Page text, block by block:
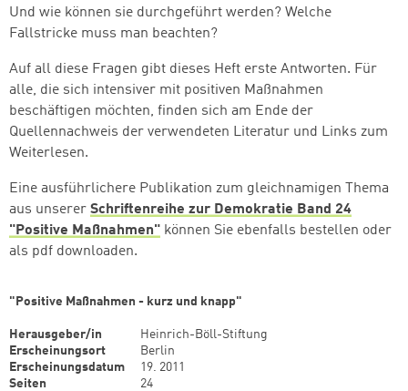
Und wie können sie durchgeführt werden? Welche
Fallstricke muss man beachten?
Auf all diese Fragen gibt dieses Heft erste Antworten. Für
alle, die sich intensiver mit positiven Maßnahmen
beschäftigen möchten, finden sich am Ende der
Quellennachweis der verwendeten Literatur und Links zum
Weiterlesen.
Eine ausführlichere Publikation zum gleichnamigen Thema
aus unserer Schriftenreihe zur Demokratie Band 24
"Positive Maßnahmen" können Sie ebenfalls bestellen oder
als pdf downloaden.
"Positive Maßnahmen - kurz und knapp"
Herausgeber/in
Heinrich-Böll-Stiftung
Erscheinungsort
Berlin
Erscheinungsdatum
19. 2011
Seiten
24
weiter lesen Zum Warenkorb